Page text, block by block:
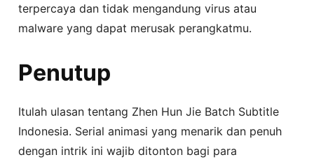
terpercaya dan tidak mengandung virus atau
malware yang dapat merusak perangkatmu.
Penutup
Itulah ulasan tentang Zhen Hun Jie Batch Subtitle
Indonesia. Serial animasi yang menarik dan penuh
dengan intrik ini wajib ditonton bagi para